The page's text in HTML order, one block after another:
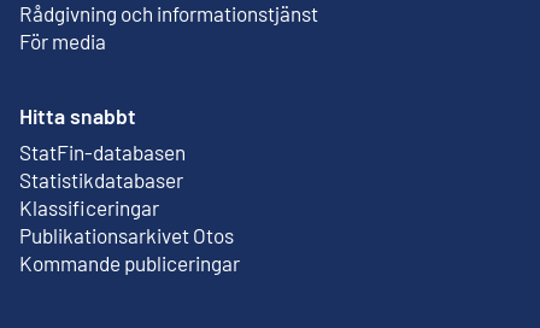
Rådgivning och informationstjänst
För media
Hitta snabbt
StatFin-databasen
Extern länk
Statistikdatabaser
Klassificeringar
Publikationsarkivet Otos
Extern länk
Kommande publiceringar